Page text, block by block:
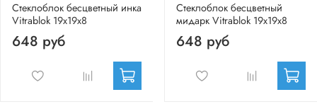
Стеклоблок бесцветный инка
Vitrablok 19х19х8
648 руб
Стеклоблок бесцветный
мидарк Vitrablok 19х19х8
648 руб